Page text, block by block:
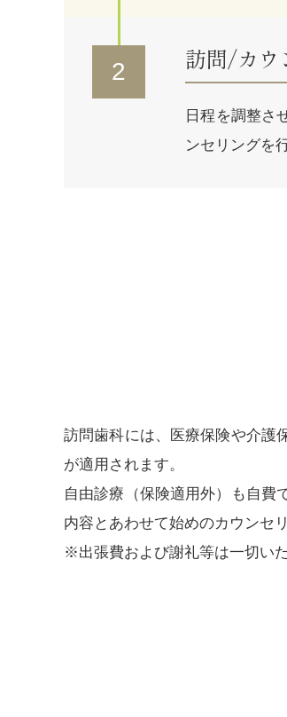
2 訪問/カウ
日程を調整さ
ンセリングを
訪問歯科には、医療保険や介護
が適用されます。
自由診療（保険適用外）も自費
内容とあわせて始めのカウンセ
※出張費および謝礼等は一切いた